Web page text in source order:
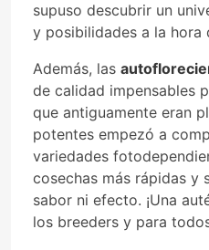
supuso descubrir un
y posibilidades a la hora
Además, las
de calidad impensables
que antiguamente eran
potentes empezó a
variedades
cosechas más rápidas y
sabor ni efecto. ¡Una
los breeders y para